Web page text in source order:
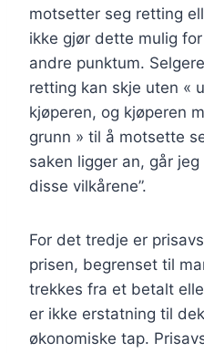
motsetter seg retting
ikke gjør dette mulig
andre punktum.
retting kan skje uten «
kjøperen, og kjøperen
grunn » til å motsette
saken ligger an, går
disse vilkårene”.
For det tredje er
prisen, begrenset til
trekkes fra et betalt
er ikke erstatning til
økonomiske tap.